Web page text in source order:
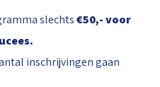
slechts€50,- voor
inschrijvingen gaan